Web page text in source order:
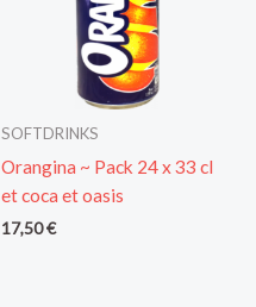
SOFTDRINKS
Orangina ~ Pack 24 x 33 cl
et coca et oasis
17,50€